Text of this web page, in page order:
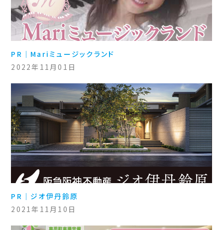
PR｜Mariミュージックランド
2022年11月01日
PR｜ジオ伊丹鈴原
2021年11月10日